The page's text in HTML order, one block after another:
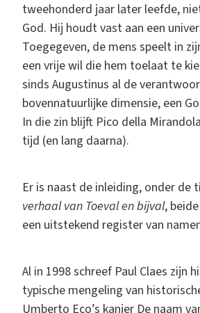
tweehonderd jaar later leefde,
God. Hij houdt vast aan een
Toegegeven, de mens speelt in
een vrije wil die hem toelaat te
sinds Augustinus al de
bovennatuurlijke dimensie, een
In die zin blijft Pico della
tijd (en lang daarna).
Er is naast de inleiding, onder de
verhaal van Toeval en bijval,
een uitstekend register van
Al in 1998 schreef Paul Claes zijn
typische mengeling van
Umberto Eco’s kanjer De naam